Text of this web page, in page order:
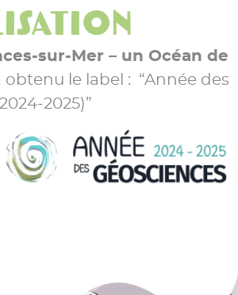
sur-Mer – un Océan de
obtenu le label : “Année des
2025)”